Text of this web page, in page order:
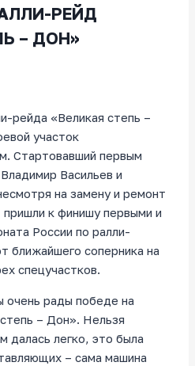
РЕЙД
– ДОН»
рейда «Великая степь –
участок
Стартовавший первым
Васильев и
на замену и ремонт
к финишу первыми и
России по ралли-
ближайшего соперника на
спецучастков.
очень рады победе на
– Дон». Нельзя
далась легко, это была
– сама машина